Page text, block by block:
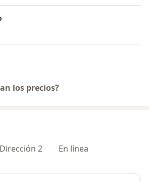
los precios?
Dirección 2 En línea